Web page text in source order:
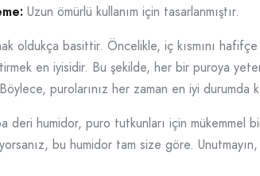
Uzun ömürlü kullanım için tasarlanmıştır.
oldukça basittir. Öncelikle, iç kısmını
en iyisidir. Bu şekilde, her bir puroya
purolarınız her zaman en iyi durumda
deri humidor, puro tutkunları için mükemmel
bu humidor tam size göre.